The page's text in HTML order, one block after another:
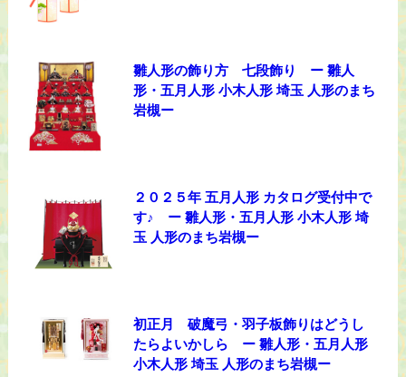
雛人形の飾り方 七段飾り ー 雛人
形・五月人形 小木人形 埼玉 人形のまち
岩槻ー
２０２５年 五月人形 カタログ受付中で
す♪ ー 雛人形・五月人形 小木人形 埼
玉 人形のまち岩槻ー
初正月 破魔弓・羽子板飾りはどうし
たらよいかしら ー 雛人形・五月人形
小木人形 埼玉 人形のまち岩槻ー